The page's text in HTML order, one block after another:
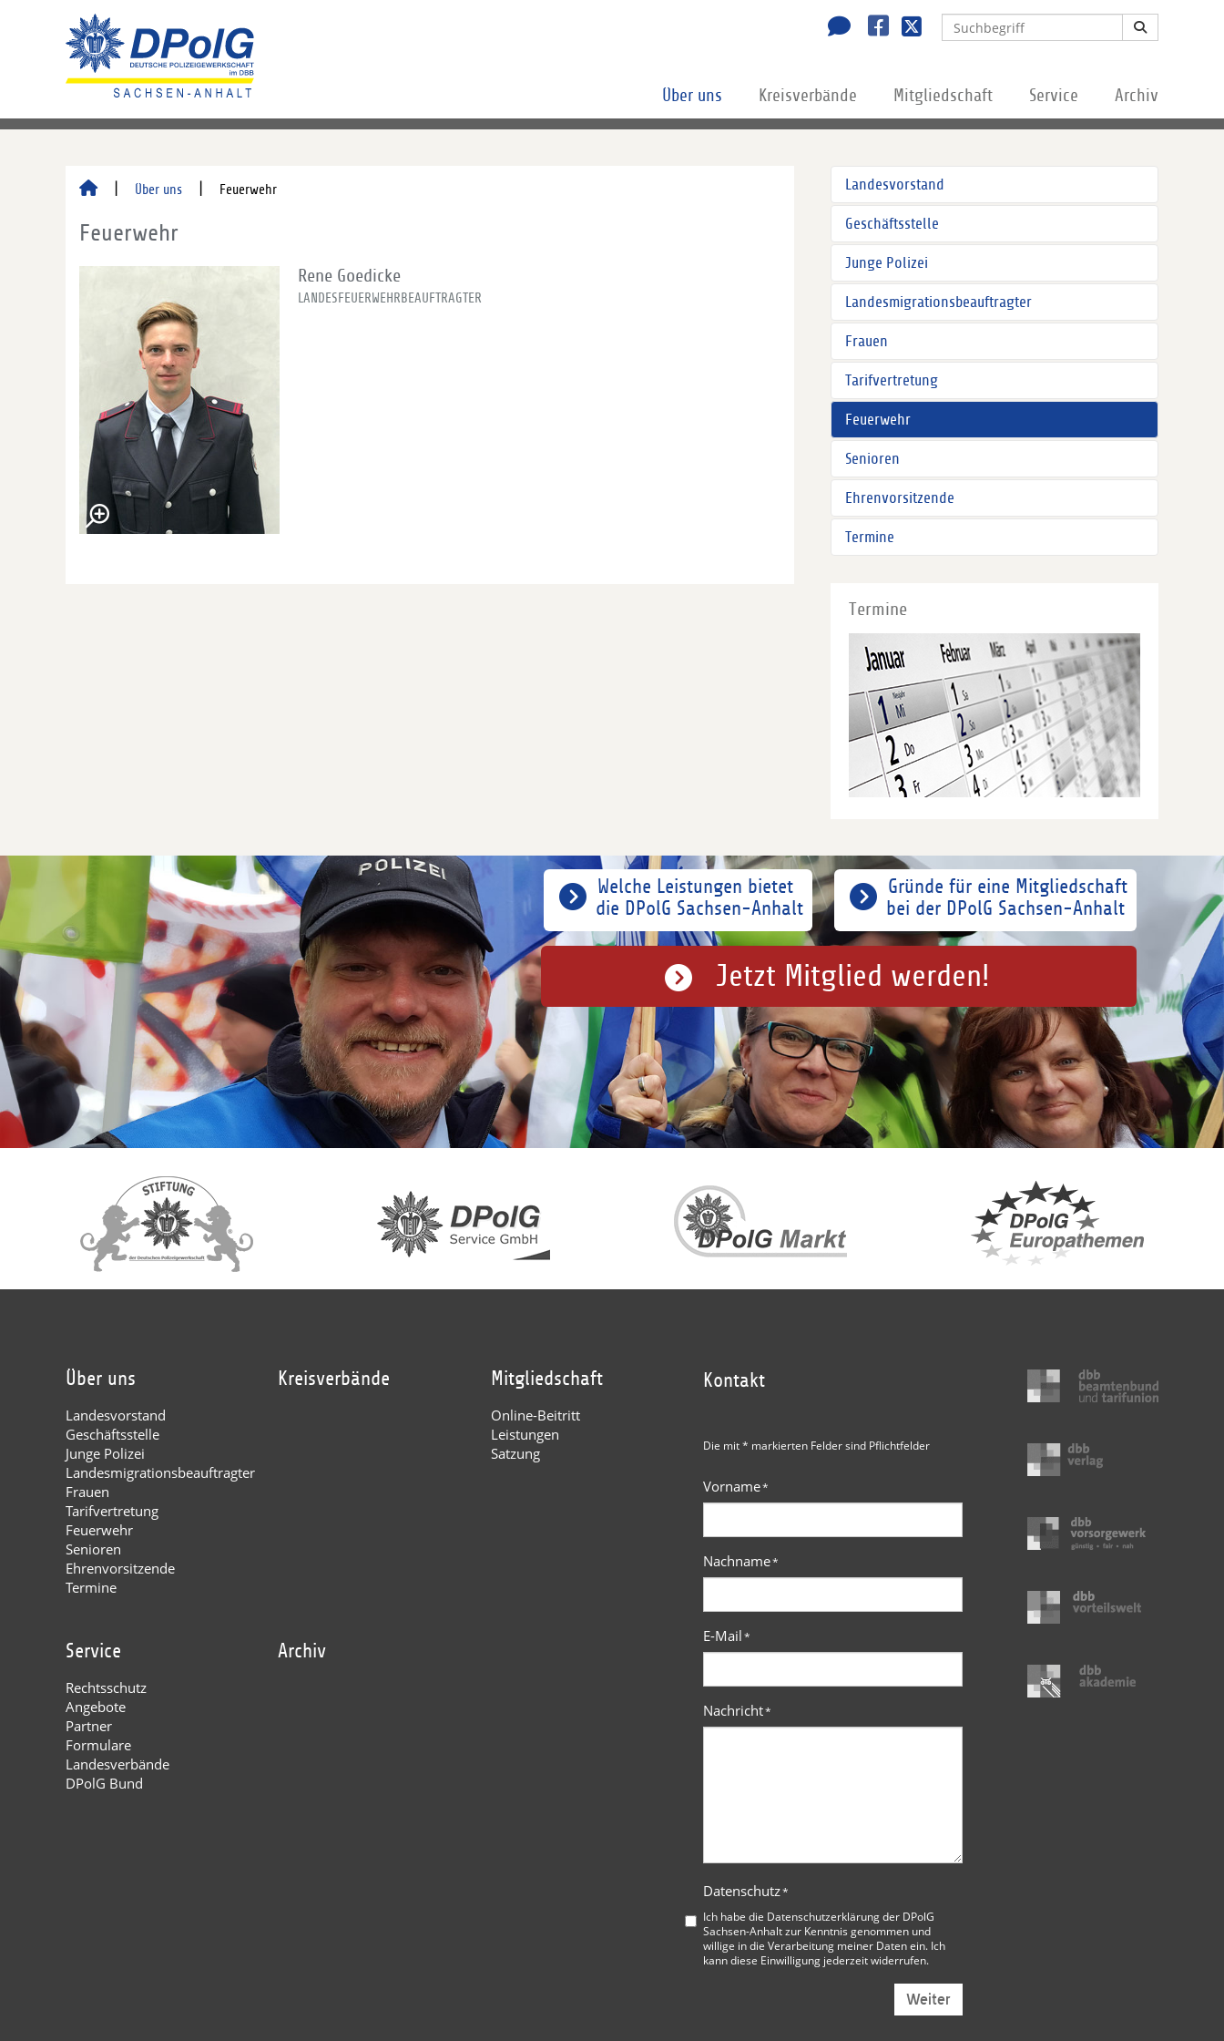
Über uns Kreisverbände Mitgliedschaft Service Archiv
Über uns Feuerwehr
Feuerwehr
Rene Goedicke
LANDESFEUERWEHRBEAUFTRAGTER
Landesvorstand
Geschäftsstelle
Junge Polizei
Landesmigrationsbeauftragter
Frauen
Tarifvertretung
Feuerwehr
Senioren
Ehrenvorsitzende
Termine
Termine
Gründe für eine Mitgliedschaft
bei der DPolG Sachsen-Anhalt
Welche Leistungen bietet
die DPolG Sachsen-Anhalt
Jetzt Mitglied werden!
Über uns
Landesvorstand
Geschäftsstelle
Junge Polizei
Landesmigrationsbeauftragter
Frauen
Tarifvertretung
Feuerwehr
Senioren
Ehrenvorsitzende
Termine
Kreisverbände Mitgliedschaft
Online-Beitritt
Leistungen
Satzung
Service
Rechtsschutz
Angebote
Partner
Formulare
Landesverbände
DPolG Bund
Archiv
Kontakt
Die mit * markierten Felder sind Pflichtfelder
Vorname*
Nachname*
E-Mail*
Nachricht*
Datenschutz*
Ich habe die Datenschutzerklärung der DPolG
Sachsen-Anhaltzur Kenntnis genommen und
willige in die Verarbeitung meiner Daten ein. Ich
kann diese Einwilligung jederzeit widerrufen.
Weiter